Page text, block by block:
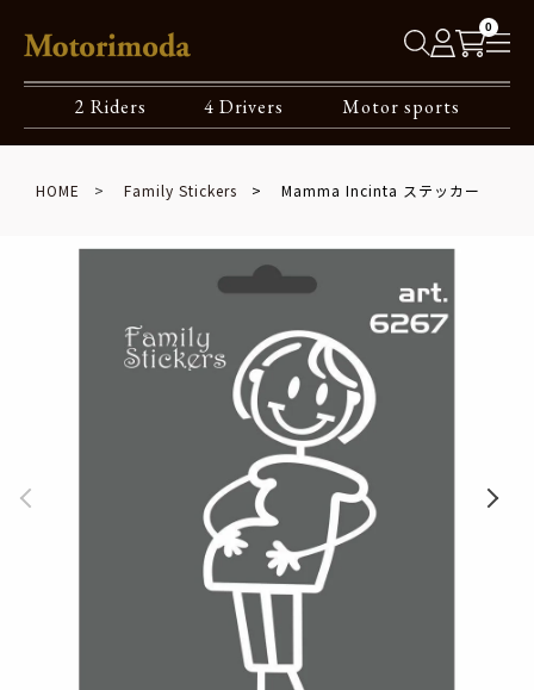
0
2 Riders 4 Drivers Motor sports
HOME Family Stickers Mamma Incinta ステッカー